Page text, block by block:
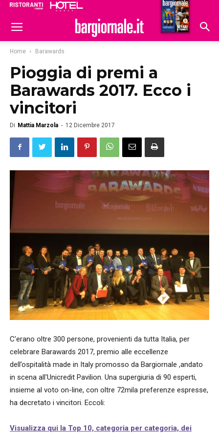
Hoteldomani
Home Barawards
Pioggia di premi a
Barawards 2017. Ecco i
vincitori
Di Mattia Marzola - 12 Dicembre 2017
C’erano oltre 300 persone, provenienti da tutta Italia, per
celebrare Barawards 2017, premio alle eccellenze
dell’ospitalità made in Italy promosso da Bargiornale ,andato
in scena all'Unicredit Pavilion. Una supergiuria di 90 esperti,
insieme al voto on-line, con oltre 72mila preferenze espresse,
ha decretato i vincitori. Eccoli:
Visualizza qui la Top 10, categoria per categoria, dei